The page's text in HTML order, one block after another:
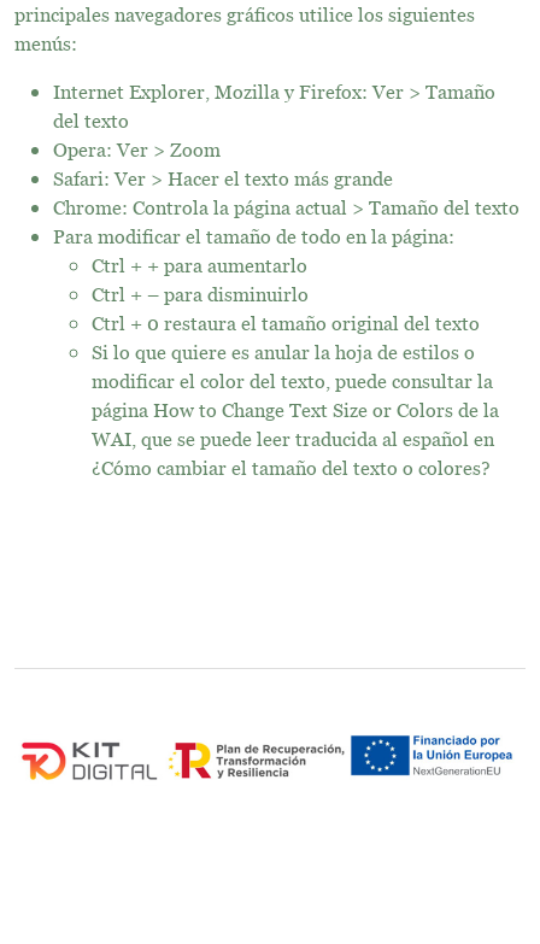
principales navegadores gráficos utilice los siguientes
menús:
Internet Explorer, Mozilla y Firefox: Ver > Tamaño
del texto
Opera: Ver > Zoom
Safari: Ver > Hacer el texto más grande
Chrome: Controla la página actual > Tamaño del texto
Para modificar el tamaño de todo en la página:
Ctrl + + para aumentarlo
Ctrl + – para disminuirlo
Ctrl + 0 restaura el tamaño original del texto
Si lo que quiere es anular la hoja de estilos o
modificar el color del texto, puede consultar la
página How to Change Text Size or Colors de la
WAI, que se puede leer traducida al español en
¿Cómo cambiar el tamaño del texto o colores?